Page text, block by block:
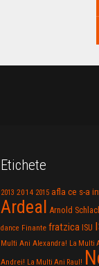
Etichete
2013 2014 2015 afla ce s-a
Ardeal Arnold
dance Finante fratzica ISU
Multi Ani Alexandra! La Multi
Andrei! La Multi Ani Raul!